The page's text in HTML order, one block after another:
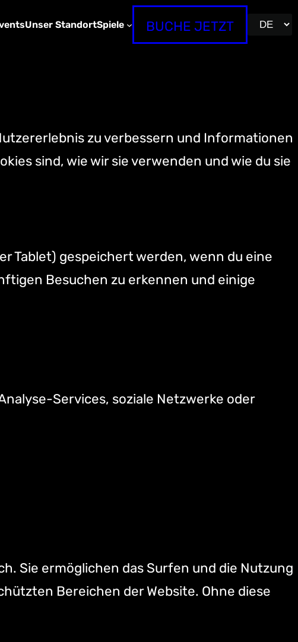
Unser StandortSpiele BUCHE JETZT
zu verbessern und Informationen
sind, wie wir sie verwenden und wie du sie
Tablet) gespeichert werden, wenn du eine
Besuchen zu erkennen und einige
Services, soziale Netzwerke oder
Sie ermöglichen das Surfen und die Nutzung
Bereichen der Website. Ohne diese